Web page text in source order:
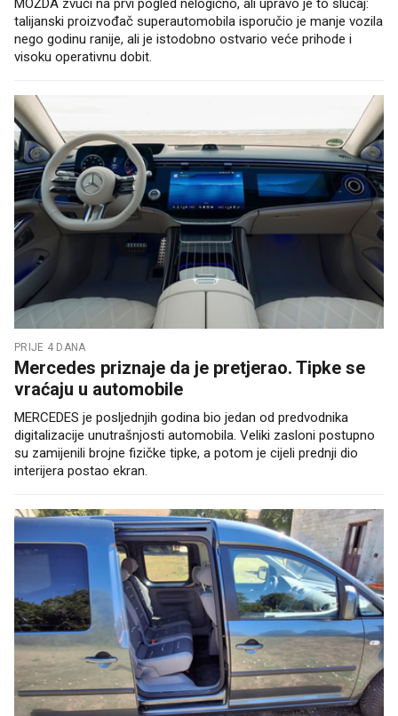
MOŽDA zvuči na prvi pogled nelogično, ali upravo je to slučaj:
talijanski proizvođač superautomobila isporučio je manje vozila
nego godinu ranije, ali je istodobno ostvario veće prihode i
visoku operativnu dobit.
PRIJE 4 DANA
Mercedes priznaje da je pretjerao. Tipke se
vraćaju u automobile
MERCEDES je posljednjih godina bio jedan od predvodnika
digitalizacije unutrašnjosti automobila. Veliki zasloni postupno
su zamijenili brojne fizičke tipke, a potom je cijeli prednji dio
interijera postao ekran.